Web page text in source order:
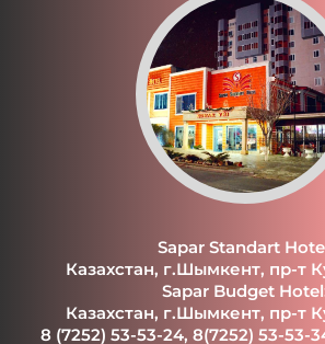
Sapar Standart
Казахстан, г.Шымкент, пр-т
Sapar Budget
Казахстан, г.Шымкент, пр-т
8 (7252) 53-53-24, 8(7252) 53-53-